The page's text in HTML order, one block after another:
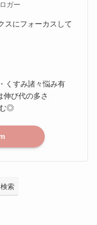
ガー
スにフォーカスして
くすみ諸々悩み有
び代の多さ
む◎
検索